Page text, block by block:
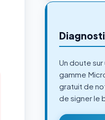
Un doute
gamme
gratuit de
de signer le